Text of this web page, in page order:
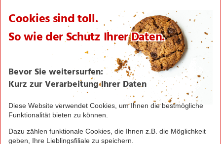
Karriere
Verantwortung/CSR
NORMA News
Seite drucken
Nach oben
Greifen Sie schnell zu! Alle angegebenen Preise in
Irrtümer durch Schreib-, Programmier- und
Datenübertragungsfehler sind vorbehalten.